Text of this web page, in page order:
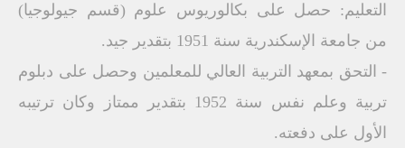
التعليم: حصل على بكالوريوس علوم (قسم جيولوجيا)
من جامعة الإسكندرية سنة 1951 بتقدير جيد.
- التحق بمعهد التربية العالي للمعلمين وحصل على دبلوم
تربية وعلم نفس سنة 1952 بتقدير ممتاز وكان ترتيبه
الأول على دفعته.